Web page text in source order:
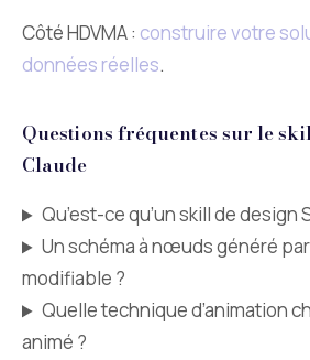
Côté HDVMA : construire votre
données réelles.
Questions fréquentes sur le
Claude
Qu’est-ce qu’un skill de design
Un schéma à nœuds généré
modifiable ?
Quelle technique d’animation
animé ?